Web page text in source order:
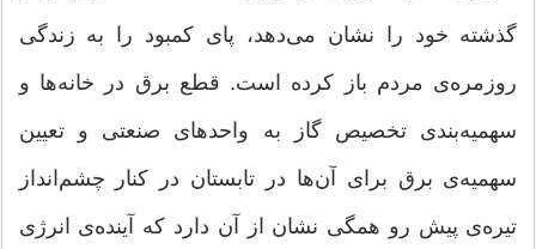
گذشته خود را نشان می‌دهد، پای کمبود را به زندگی
روزمره‌ی مردم باز کرده است. قطع برق در خانه‌ها و
سهمیه‌بندی تخصیص گاز به واحدهای صنعتی و تعیین
سهمیه‌ی برق برای آن‌ها در تابستان در کنار چشم‌انداز
تیره‌ی پیش رو همگی نشان از آن دارد که آینده‌ی انرژی